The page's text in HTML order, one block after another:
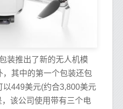
装推出了新的无人机模
，其中的第一个包装还包
以449美元(约合3,800美元
该公司使用带有三个电